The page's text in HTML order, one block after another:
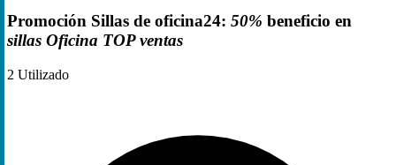
Promoción Sillas de oficina24: 50% beneficio en
sillas Oficina TOP ventas
2 Utilizado